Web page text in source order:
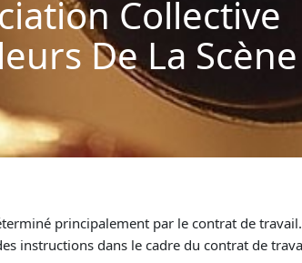
Collective
De La Scène
principalement par le contrat de
instructions dans le cadre du contrat de